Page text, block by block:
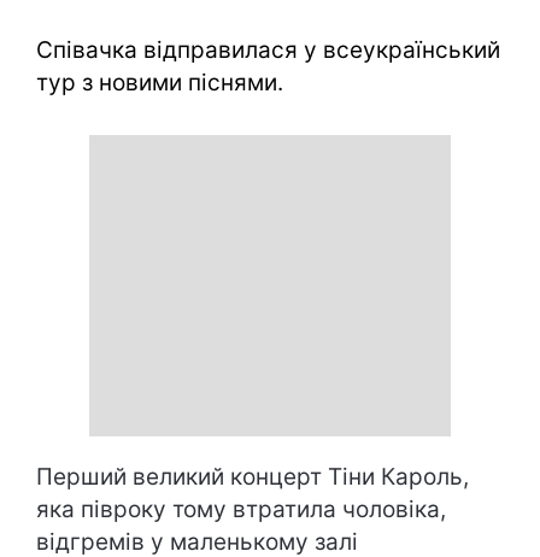
Співачка відправилася у всеукраїнський
тур з новими піснями.
Перший великий концерт Тіни Кароль,
яка півроку тому втратила чоловіка,
відгремів у маленькому залі